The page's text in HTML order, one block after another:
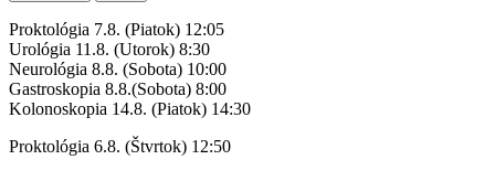
Proktológia 7.8. (Piatok) 12:05
Urológia 11.8. (Utorok) 8:30
Neurológia 8.8. (Sobota) 10:00
Gastroskopia 8.8.(Sobota) 8:00
Kolonoskopia 14.8. (Piatok) 14:30
Proktológia 6.8. (Štvrtok) 12:50